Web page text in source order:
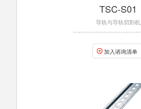
TSC-S01
导轨与导轨切割机
加入谘询清单